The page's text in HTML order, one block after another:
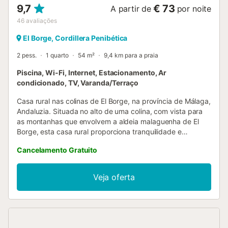
9,7
46 avaliações
A partir de € 73 por noite
El Borge, Cordillera Penibética
2 pess. 1 quarto 54 m² 9,4 km para a praia
Piscina, Wi-Fi, Internet, Estacionamento, Ar
condicionado, TV, Varanda/Terraço
Casa rural nas colinas de El Borge, na província de Málaga,
Andaluzia. Situada no alto de uma colina, com vista para
as montanhas que envolvem a aldeia malaguenha de El
Borge, esta casa rural proporciona tranquilidade e
sonho permite acordar com o doce som dos pássaros e os
primeiros raios de sol que salpicam suavemente o
horizonte. Assim que chegar aqui, descobrirá como toda a
família poderá desfrutar de umas férias verdadeiramente
regeneradoras, como se estivesse em casa. Pode aceder
Cancelamento Gratuito
Veja oferta